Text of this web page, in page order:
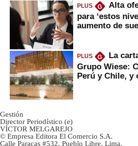
PLUS G
Alta
para ‘estos
aumento de
PLUS G
La
Grupo Wiese:
Perú y Chile, y
Gestión
Director Periodístico (e)
VÍCTOR MELGAREJO
© Empresa Editora El Comercio S.A.
Calle Paracas #532, Pueblo Libre, Lima.